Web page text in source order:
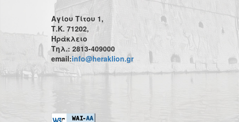
Αγίου Τίτου 1,
Τ.Κ. 71202,
Ηράκλειο
Τηλ.: 2813-409000
email:info@heraklion.gr